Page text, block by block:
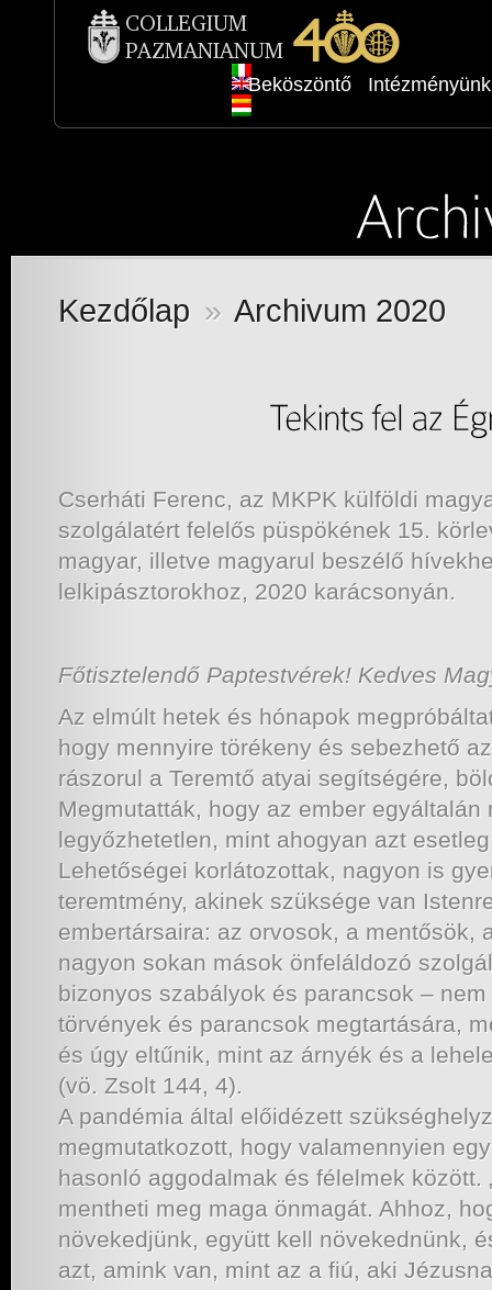
Beköszöntő Intézményünk
Kezdőlap » Archivum 2020
Cserháti Ferenc, az MKPK külföldi
szolgálatért felelős püspökének 15.
magyar, illetve magyarul beszélő
lelkipásztorokhoz, 2020 karácsonyán.
Főtisztelendő Paptestvérek! Kedves
Az elmúlt hetek és hónapok
hogy mennyire törékeny és sebezhető
rászorul a Teremtő atyai segítségére,
Megmutatták, hogy az ember egyáltalán
legyőzhetetlen, mint ahogyan azt
Lehetőségei korlátozottak, nagyon is
teremtmény, akinek szüksége van
embertársaira: az orvosok, a mentősök,
nagyon sokan mások önfeláldozó
bizonyos szabályok és parancsok –
törvények és parancsok megtartására,
és úgy eltűnik, mint az árnyék és a
(vö. Zsolt 144, 4).
A pandémia által előidézett
megmutatkozott, hogy valamennyien
hasonló aggodalmak és félelmek között.
mentheti meg maga önmagát. Ahhoz,
növekedjünk, együtt kell növekednünk,
azt, amink van, mint az a fiú, aki